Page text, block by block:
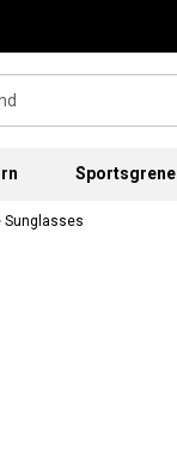
Sportsgrene
Sunglasses